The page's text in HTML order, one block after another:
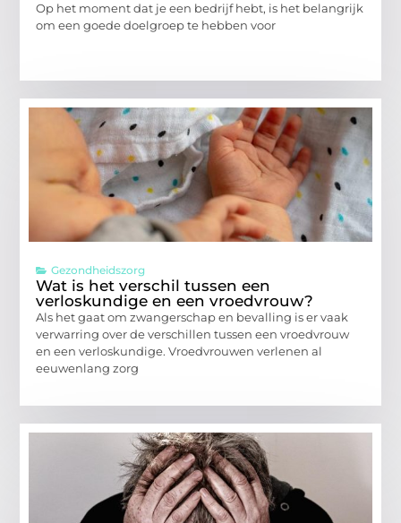
Op het moment dat je een bedrijf hebt, is het belangrijk
om een goede doelgroep te hebben voor
Gezondheidszorg
Wat is het verschil tussen een
verloskundige en een vroedvrouw?
Als het gaat om zwangerschap en bevalling is er vaak
verwarring over de verschillen tussen een vroedvrouw
en een verloskundige. Vroedvrouwen verlenen al
eeuwenlang zorg